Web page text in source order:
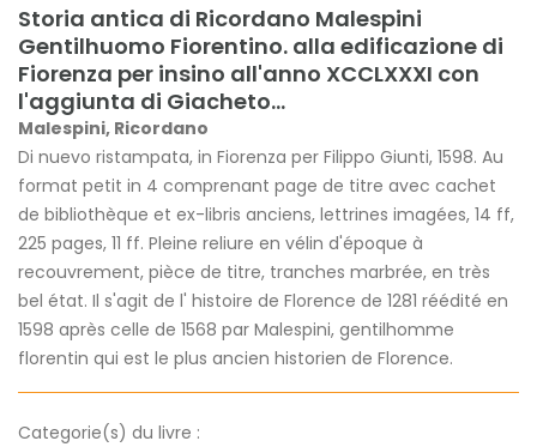
Storia antica di Ricordano Malespini
Gentilhuomo Fiorentino. alla edificazione di
Fiorenza per insino all'anno XCCLXXXI con
l'aggiunta di Giacheto...
Malespini, Ricordano
Di nuevo ristampata, in Fiorenza per Filippo Giunti, 1598. Au
format petit in 4 comprenant page de titre avec cachet
de bibliothèque et ex-libris anciens, lettrines imagées, 14 ff,
225 pages, 11 ff. Pleine reliure en vélin d'époque à
recouvrement, pièce de titre, tranches marbrée, en très
bel état. Il s'agit de l' histoire de Florence de 1281 réédité en
1598 après celle de 1568 par Malespini, gentilhomme
florentin qui est le plus ancien historien de Florence.
Categorie(s) du livre :